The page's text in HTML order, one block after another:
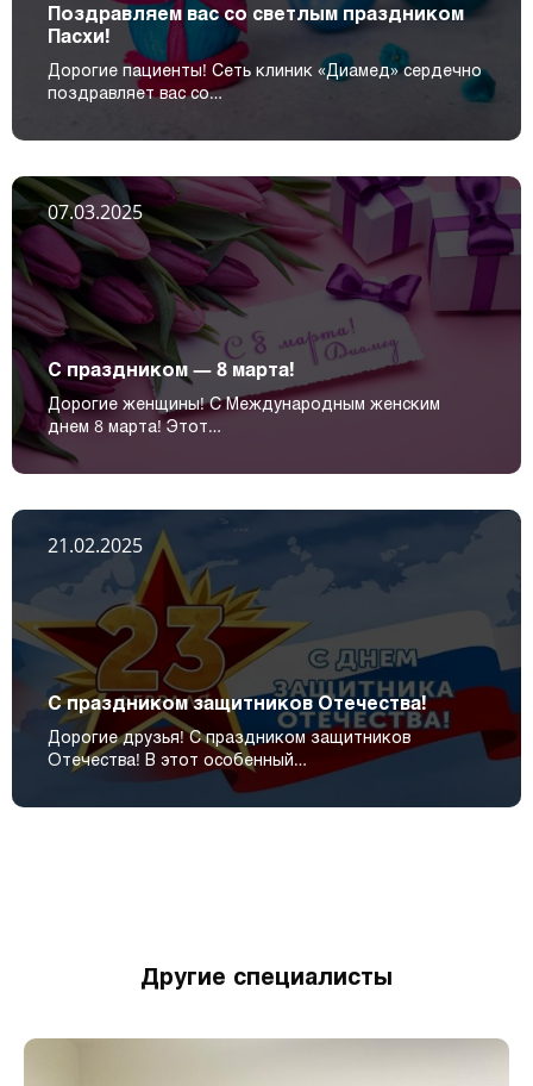
Поздравляем вас со светлым праздником
Пасхи!
Дорогие пациенты! Сеть клиник «Диамед» сердечно
поздравляет вас со…
07.03.2025
С праздником — 8 марта!
Дорогие женщины! С Международным женским
днем 8 марта! Этот…
21.02.2025
С праздником защитников Отечества!
Дорогие друзья! С праздником защитников
Отечества! В этот особенный…
Другие специалисты